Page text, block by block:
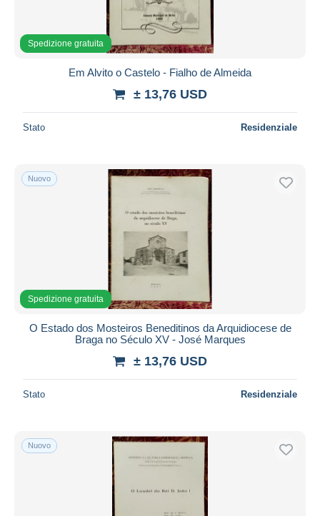
Spedizione gratuita
Em Alvito o Castelo - Fialho de Almeida
± 13,76 USD
Stato Residenziale
Nuovo
Spedizione gratuita
O Estado dos Mosteiros Beneditinos da Arquidiocese de
Braga no Século XV - José Marques
± 13,76 USD
Stato Residenziale
Nuovo